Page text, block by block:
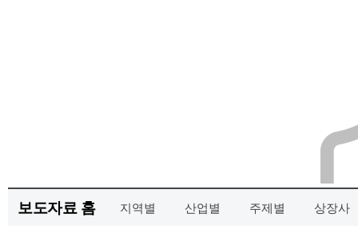
보도자료 홈 지역별 산업별 주제별 상장사